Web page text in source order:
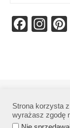
Strona korzysta
wyrażasz zgodę